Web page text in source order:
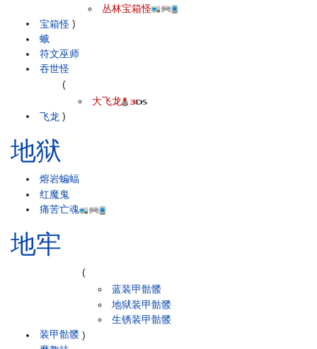
宝箱怪
丛林宝箱怪
)
蛾
符文巫师
吞世怪
飞龙
(
大飞龙
)
地狱
熔岩蝙蝠
红魔鬼
痛苦亡魂
地牢
装甲骷髅
(
蓝装甲骷髅
地狱装甲骷髅
生锈装甲骷髅
)